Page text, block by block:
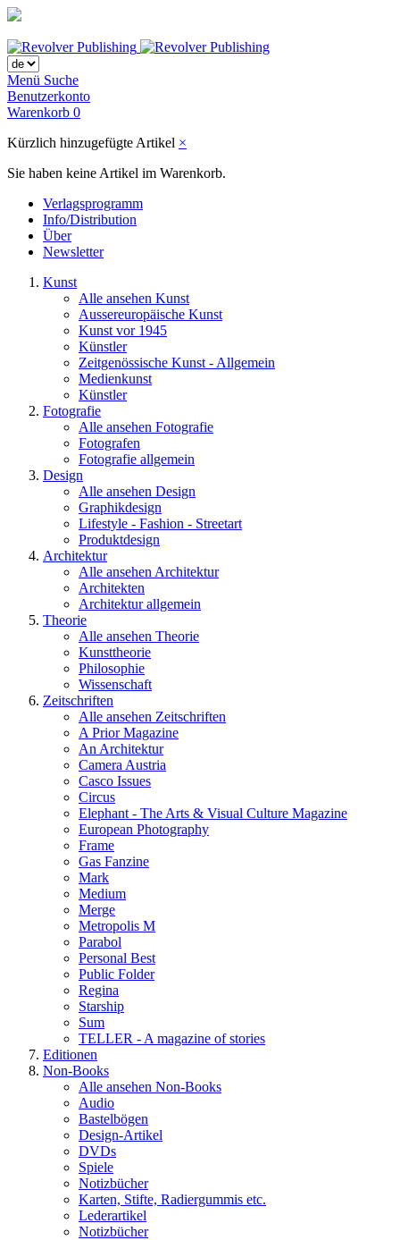
Menü Suche
Benutzerkonto
Warenkorb 0
Kürzlich hinzugefügte Artikel ×
Sie haben keine Artikel im Warenkorb.
Verlagsprogramm
Info/Distribution
Über
Newsletter
Kunst
Alle ansehen Kunst
Aussereuropäische Kunst
Kunst vor 1945
Künstler
Zeitgenössische Kunst - Allgemein
Medienkunst
Künstler
Fotografie
Alle ansehen Fotografie
Fotografen
Fotografie allgemein
Design
Alle ansehen Design
Graphikdesign
Lifestyle - Fashion - Streetart
Produktdesign
Architektur
Alle ansehen Architektur
Architekten
Architektur allgemein
Theorie
Alle ansehen Theorie
Kunsttheorie
Philosophie
Wissenschaft
Zeitschriften
Alle ansehen Zeitschriften
A Prior Magazine
An Architektur
Camera Austria
Casco Issues
Circus
Elephant - The Arts & Visual Culture Magazine
European Photography
Frame
Gas Fanzine
Mark
Medium
Merge
Metropolis M
Parabol
Personal Best
Public Folder
Regina
Starship
Sum
TELLER - A magazine of stories
Editionen
Non-Books
Alle ansehen Non-Books
Audio
Bastelbögen
Design-Artikel
DVDs
Spiele
Notizbücher
Karten, Stifte, Radiergummis etc.
Lederartikel
Notizbücher